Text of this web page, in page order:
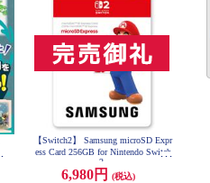
【Switch2】 Samsung microSD Expr
ess Card 256GB for Nintendo Switch
2
6,980円
(税込)